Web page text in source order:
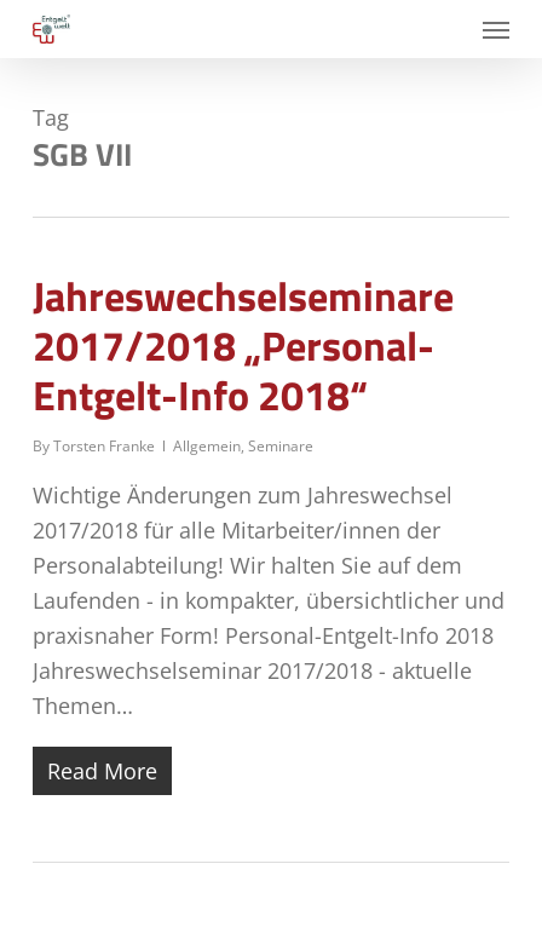
Skip
content
Menu
Tag
SGB VII
Jahreswechselseminare
2017/2018 „Personal-
Entgelt-Info 2018“
ByTorsten Franke Allgemein, Seminare
Wichtige Änderungen zum Jahreswechsel
2017/2018 für alle Mitarbeiter/innen der
Personalabteilung! Wir halten Sie auf dem
Laufenden - in kompakter, übersichtlicher und
praxisnaher Form! Personal-Entgelt-Info 2018
Jahreswechselseminar 2017/2018 - aktuelle
Themen…
Read More